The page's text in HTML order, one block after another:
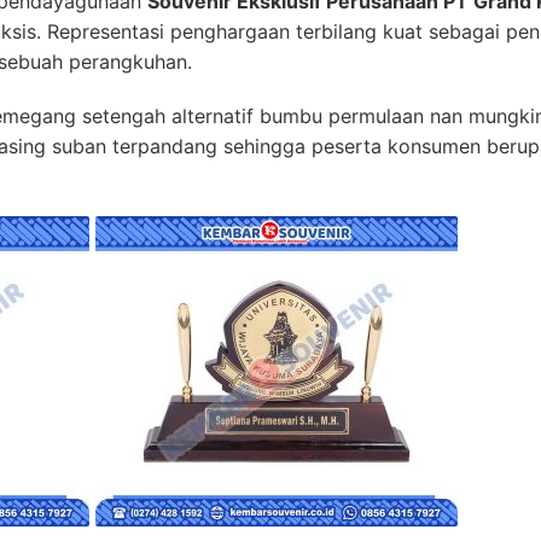
Representasi penghargaan terbilang kuat sebagai
perangkuhan.
setengah alternatif bumbu permulaan nan
suban terpandang sehingga peserta konsumen